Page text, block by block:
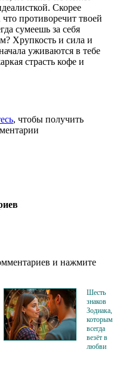
Скорее
что противоречит твоей
сумеешь за себя
Хрупкость и сила и
уживаются в тебе
страсть кофе и
, чтобы получить
и нажмите
Шесть
знаков
Зодиака,
которым
всегда
везёт в
любви